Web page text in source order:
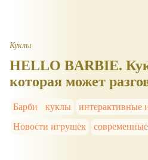
Куклы
HELLO BARBIE.
которая может
Барби куклы
интерактивные
Новости игрушек